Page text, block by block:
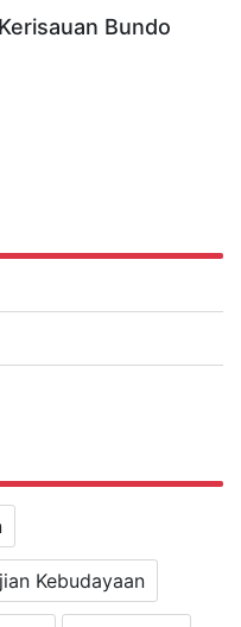
Bundo
Kebudayaan